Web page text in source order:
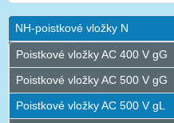
NH-poistkové vložky N
Poistkové vložky AC 400 V gG
Poistkové vložky AC 500 V gG
Poistkové vložky AC 500 V gL